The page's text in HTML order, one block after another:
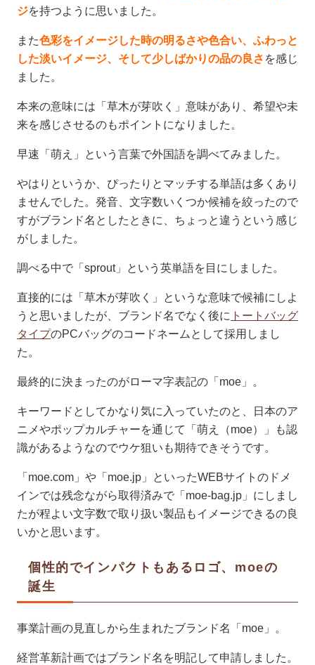
ジを持つように思いました。
また色彩をイメージした時の明るさや色合い、ふわっと
した淡いイメージ、そして少しばかりの品の良さ を感じ
ました。
本来の意味には「草木が芽吹く」意味があり、希望や未
来を感じさせるのもポイントになりました。
早速「萌え」という言葉で外国語を調べてみました。
やはりというか、ぴったりとマッチする単語は多くあり
ませんでした。発音、文字数いくつか候補を絞ったので
すがブランド名としたときに、ちょっと違うという感じ
がしました。
調べる中で「sprout」という英単語を目にしました。
直接的には「草木が芽吹く」というな意味で候補にしよ
うと思いましたが、ブランド名でなく後に トートバッグ
タイプのPCバッグのコードネームとして採用しまし
た。
最終的に決まったのがローマ字表記の「moe」。
キーワードとしてかなり気に入っていたのと、日本のア
ニメやポップカルチャーを通じて「萌え（moe）」も認
識があるようなのでウケ狙いも期待できそうです。
「moe.com」や「moe.jp」といったWEBサイトのドメ
インでは残念ながら取得済みで「moe-bag.jp」にしまし
たが程よい文字数で取り扱い製品もイメージできるの良
いかと思います。
個性的でインパクトもあるロゴ、moeの
誕生
事業計画の見直しから生まれたブランド名「moe」。
経営革新計画ではブランド名を明記して申請しました。